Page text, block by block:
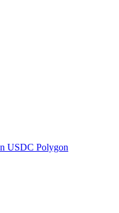
USDC Polygon